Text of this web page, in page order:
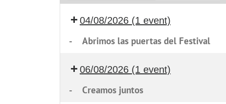
04/08/2026 (1 event)
- Abrimos las puertas del Festival
06/08/2026 (1 event)
- Creamos juntos